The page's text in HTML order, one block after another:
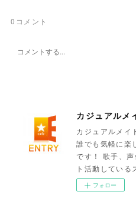
0 コメント
カジュアルメイ
誰でも気軽に楽
です！ 歌手、
ト活動している
フォロー